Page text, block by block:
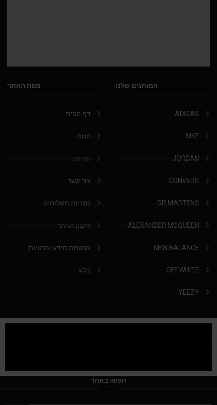
המותגים שלנו
ADIDAS
NIKE
JORDAN
CONVERS
DR.MARTENS
ALEXANDER MCQUEEN
NEW BALANCE
OFF WHITE
YEEZY
מפת האתר
דף הבית
חנות
אודות
צור קשר
מדניות משלוחים
תקנון האתר
אבטחת מידע ופרטיות
בלוג
חפשו באתר